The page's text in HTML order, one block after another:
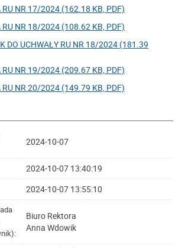
RU NR 17/2024 (162.18 KB, PDF)
RU NR 18/2024 (108.62 KB, PDF)
DO UCHWAŁY RU NR 18/2024 (181.39
RU NR 19/2024 (209.67 KB, PDF)
RU NR 20/2024 (149.79 KB, PDF)
2024-10-07
2024-10-07 13:40:19
2024-10-07 13:55:10
Biuro Rektora
Anna Wdowik